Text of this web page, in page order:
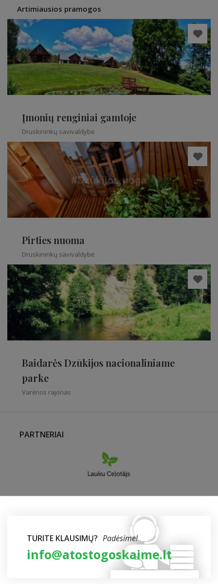
Artimiausios pramogos
Įmonių renginiai gamtoje
Druskininkų savivaldybė
Pirties nuoma
Druskininkų savivaldybė
Baidarės Dzūkijos nacionaliniame
parke
Varėnos rajonas
PARTNERIAI
TURITE KLAUSIMŲ? Padėsime!
info@atostogoskaime.lt